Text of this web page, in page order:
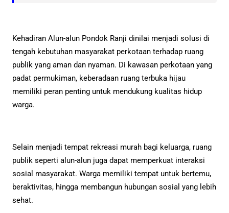
Kehadiran Alun-alun Pondok Ranji dinilai menjadi solusi di
tengah kebutuhan masyarakat perkotaan terhadap ruang
publik yang aman dan nyaman. Di kawasan perkotaan yang
padat permukiman, keberadaan ruang terbuka hijau
memiliki peran penting untuk mendukung kualitas hidup
warga.
Selain menjadi tempat rekreasi murah bagi keluarga, ruang
publik seperti alun-alun juga dapat memperkuat interaksi
sosial masyarakat. Warga memiliki tempat untuk bertemu,
beraktivitas, hingga membangun hubungan sosial yang lebih
sehat.